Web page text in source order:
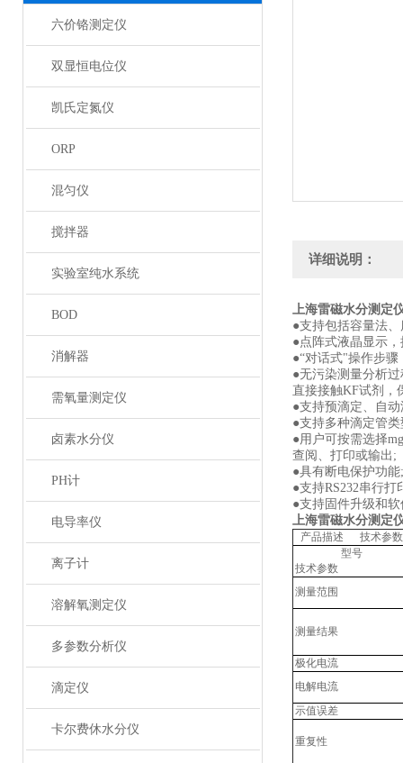
六价铬测定仪
双显恒电位仪
凯氏定氮仪
ORP
混匀仪
搅拌器
实验室纯水系统
BOD
消解器
需氧量测定仪
卤素水分仪
PH计
电导率仪
离子计
溶解氧测定仪
多参数分析仪
滴定仪
卡尔费休水分仪
详细说明：
上海雷磁水分测定
●支持包括容量法
●点阵式液晶显示
●“对话式"操作步
●无污染测量分析
直接接触KF试剂，
●支持预滴定、自
●支持多种滴定管
●用户可按需选择
查阅、打印或输出;
●具有断电保护功能;
●支持RS232串行
●支持固件升级和
上海雷磁水分测定
产品描述 技术参
型号
技术参数
测量范围
测量结果
极化电流
电解电流
示值误差
重复性